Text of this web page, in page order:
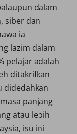
dalam
siber dan
ia
lazim dalam
pelajar adalah
ditakrifkan
didedahkan
panjang
atau lebih
isu ini